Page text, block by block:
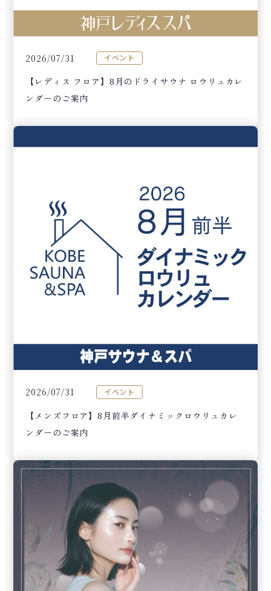
2026/07/31 イベント
【レディス フロア】8月のドライサウナ ロウリュカレ
ンダーのご案内
2026/07/31 イベント
【メンズフロア】8月前半ダイナミックロウリュカレ
ンダーのご案内